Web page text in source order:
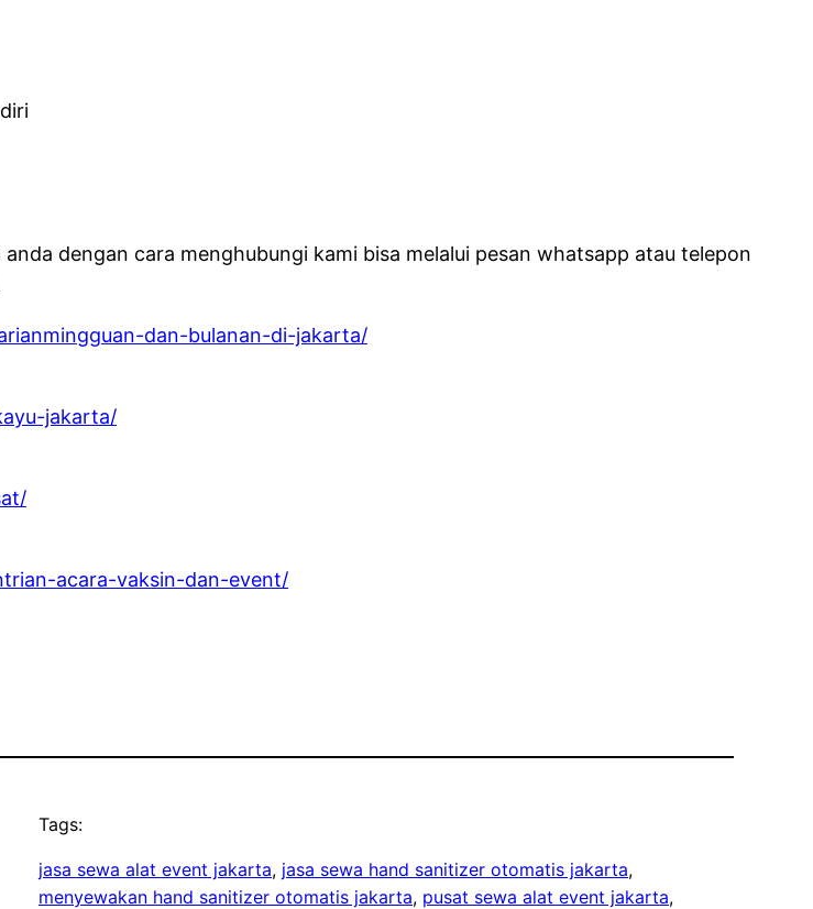
dengan cara menghubungi kami bisa melalui pesan whatsapp atau telepon
dan-bulanan-di-jakarta/
jakarta/
acara-vaksin-dan-event/
Tags:
jasa sewa alat event jakarta, jasa sewa hand sanitizer otomatis jakarta
menyewakan hand sanitizer otomatis jakarta, pusat sewa alat event jakarta